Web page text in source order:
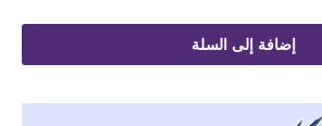
إضافة إلى السلة